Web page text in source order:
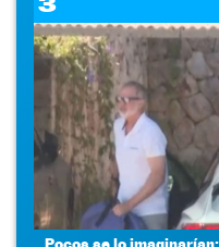
Pocos se lo imaginarían: